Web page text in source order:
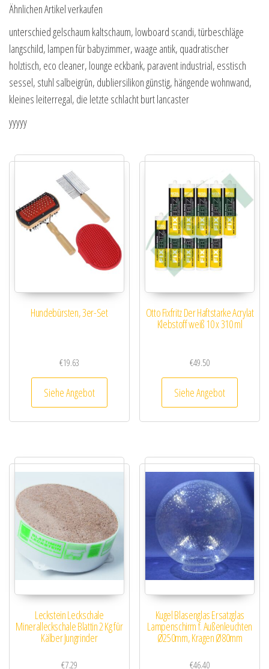
Ähnlichen Artikel verkaufen
unterschied gelschaum kaltschaum, lowboard scandi, türbeschläge
langschild, lampen für babyzimmer, waage antik, quadratischer
holztisch, eco cleaner, lounge eckbank, paravent industrial, esstisch
sessel, stuhl salbeigrün, dubliersilikon günstig, hängende wohnwand,
kleines leiterregal, die letzte schlacht burt lancaster
yyyyy
Hundebürsten, 3er-Set
€19.63
Siehe Angebot
Otto Fixfritz Der Haftstarke Acrylat
Klebstoff weiß 10 x 310 ml
€49.50
Siehe Angebot
Leckstein Leckschale
Mineralleckschale Blattin 2 Kg für
Kälber Jungrinder
€7.29
Kugel Blasenglas Ersatzglas
Lampenschirm f. Außenleuchten
Ø250mm, Kragen Ø80mm
€46.40